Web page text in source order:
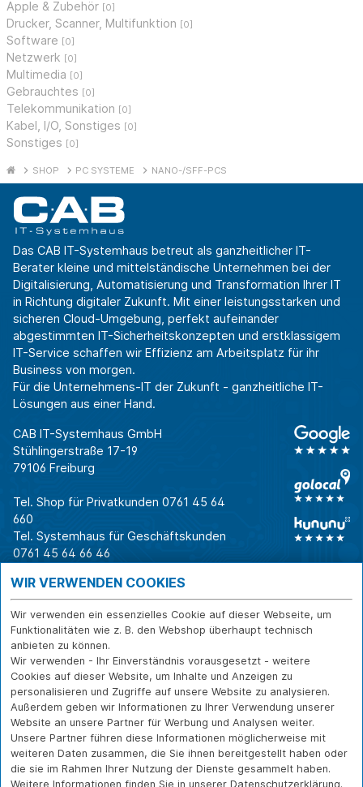
Apple & Zubehör [0]
Drucker, Scanner, Multifunktion [0]
Software [0]
Netzwerk [0]
Multimedia [0]
Gebrauchtes [0]
Telekommunikation [0]
Kabel, I/O, Sonstiges [0]
Sonstiges [0]
SHOP PC SYSTEME NANO-/SFF-PCS
Das CAB IT-Systemhaus betreut als ganzheitlicher IT-
Berater kleine und mittelständische Unternehmen bei der
Digitalisierung, Automatisierung und Transformation Ihrer IT
in Richtung digitaler Zukunft. Mit einer leistungsstarken und
sicheren Cloud-Umgebung, perfekt aufeinander
abgestimmten IT-Sicherheitskonzepten und erstklassigem
IT-Service schaffen wir Effizienz am Arbeitsplatz für ihr
Business von morgen.
Für die Unternehmens-IT der Zukunft - ganzheitliche IT-
Lösungen aus einer Hand.
CAB IT-Systemhaus GmbH
Stühlingerstraße 17-19
79106 Freiburg
Tel. Shop für Privatkunden 0761 45 64
660
Tel. Systemhaus für Geschäftskunden
0761 45 64 66 46
Warum CAB
Für Business-
Entscheider
Für IT-Leiter
Für Privatkunden
Erfolgsgeschichte
n
Branchen
IT für
IT-Security
IT-Infrastruktur
Softwarelösungen
WLAN-Lösungen
IT-Beratung und
Service
Reparatur
Versand- und
Zahlarten
Rücksendung und
Widerruf
Über CAB
Karriere
Sponsoring
Kontakt
IMPRESSUM
DATENSCHUTZ
WIR VERWENDEN COOKIES
Wir verwenden ein essenzielles Cookie auf dieser Webseite, um
Funktionalitäten wie z. B. den Webshop überhaupt technisch
anbieten zu können.
Wir verwenden - Ihr Einverständnis vorausgesetzt - weitere
Cookies auf dieser Website, um Inhalte und Anzeigen zu
personalisieren und Zugriffe auf unsere Website zu analysieren.
Außerdem geben wir Informationen zu Ihrer Verwendung unserer
Website an unsere Partner für Werbung und Analysen weiter.
Unsere Partner führen diese Informationen möglicherweise mit
weiteren Daten zusammen, die Sie ihnen bereitgestellt haben oder
die sie im Rahmen Ihrer Nutzung der Dienste gesammelt haben.
Weitere Informationen finden Sie in unserer Datenschutzerklärung.